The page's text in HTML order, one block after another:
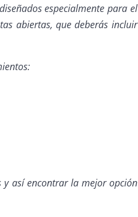
especialmente para el
abiertas, que deberás incluir
y así encontrar la mejor opción